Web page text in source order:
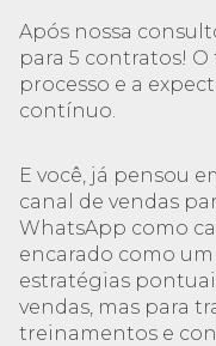
Após nossa
para 5 contratos!
processo e a
contínuo.
E você, já pensou
canal de vendas
WhatsApp como
encarado como
estratégias
vendas, mas para
treinamentos e